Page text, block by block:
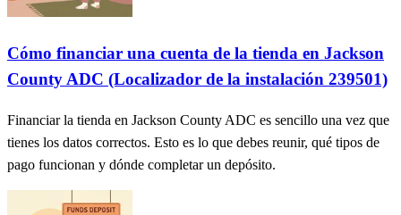
Cómo financiar una cuenta de la tienda en Jackson
County ADC (Localizador de la instalación 239501)
Financiar la tienda en Jackson County ADC es sencillo una vez que
tienes los datos correctos. Esto es lo que debes reunir, qué tipos de
pago funcionan y dónde completar un depósito.